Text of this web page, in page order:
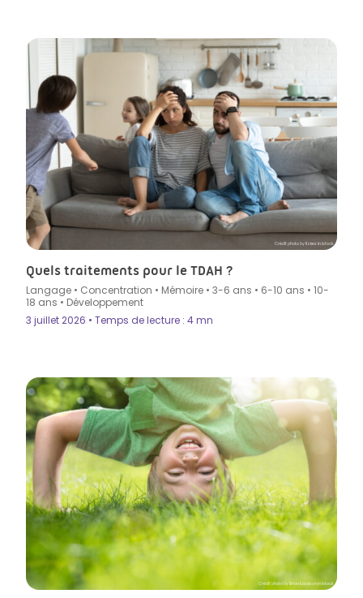
Crédit photo by fizkes in Istock
Quels traitements pour le TDAH ?
Langage • Concentration • Mémoire • 3-6 ans • 6-10 ans • 10-
18 ans • Développement
3 juillet 2026 • Temps de lecture : 4 mn
Crédit photo by BrianAJackson in Istock